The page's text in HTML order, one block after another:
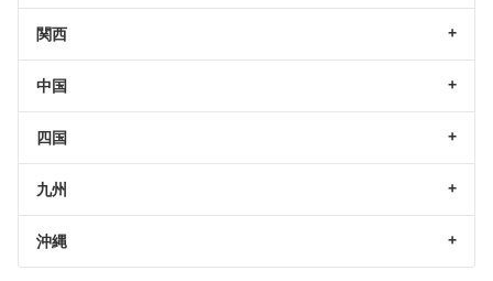
関西
中国
四国
九州
沖縄